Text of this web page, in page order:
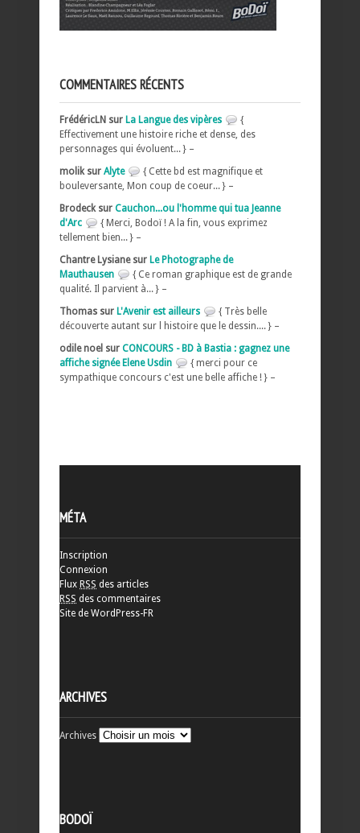
COMMENTAIRES RÉCENTS
FrédéricLN sur La Langue des vipères
{
Effectivement une histoire riche et dense, des
personnages qui évoluent... } –
molik sur Alyte
{ Cette bd est magnifique et
bouleversante, Mon coup de coeur... } –
Brodeck sur Cauchon...ou l'homme qui tua Jeanne
d'Arc
{ Merci, Bodoï ! A la fin, vous exprimez
tellement bien... } –
Chantre Lysiane sur Le Photographe de
Mauthausen
{ Ce roman graphique est de grande
qualité. Il parvient à... } –
Thomas sur L'Avenir est ailleurs
{ Très belle
découverte autant sur l histoire que le dessin.... } –
odile noel sur CONCOURS - BD à Bastia : gagnez une
affiche signée Elene Usdin
{ merci pour ce
sympathique concours c'est une belle affiche ! } –
MÉTA
Inscription
Connexion
Flux RSS des articles
RSS des commentaires
Site de WordPress-FR
ARCHIVES
Archives
BODOÏ